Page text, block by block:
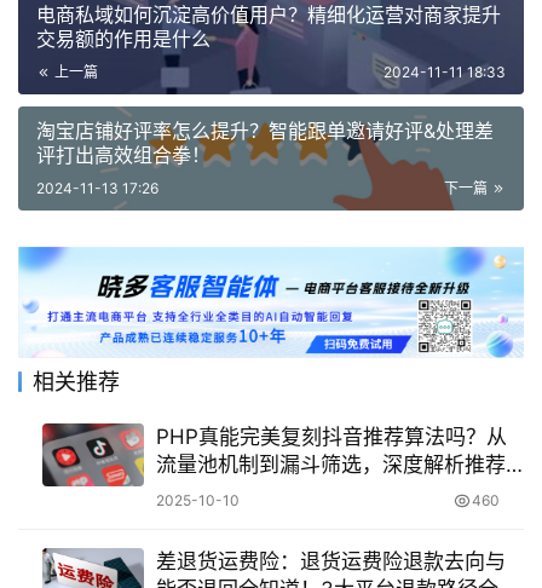
电商私域如何沉淀高价值用户？精细化运营对商家提升
交易额的作用是什么
上一篇 2024-11-11 18:33
淘宝店铺好评率怎么提升？智能跟单邀请好评&处理差
评打出高效组合拳！
下一篇
2024-11-13 17:26
相关推荐
PHP真能完美复刻抖音推荐算法吗？从
流量池机制到漏斗筛选，深度解析推荐
系统源码实现与优化策略！
2025-10-10 460
差退货运费险：退货运费险退款去向与